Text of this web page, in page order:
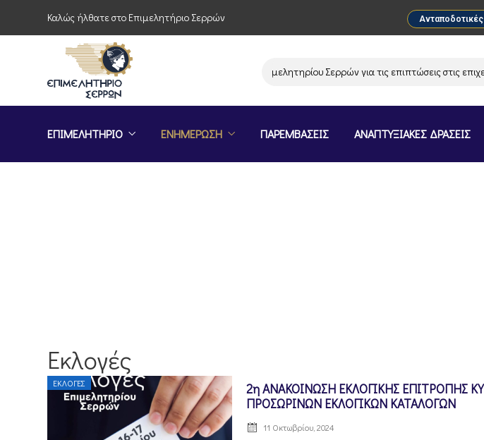
Καλώς ήλθατε στο Επιμελητήριο Σερρών
Παρέμβαση του Επιμελητηρίου Σερρών για τις επιπτώσεις στις
ΕΠΙΜΕΛΗΤΗΡΙΟ ΕΝΗΜΕΡΩΣΗ ΠΑΡΕΜΒΑΣΕΙΣ ΑΝΑΠΤΥΞΙΑΚΕΣ ΔΡΑΣΕΙΣ
Εκλογές
ΕΚΛΟΓΈΣ
2η ΑΝΑΚΟΙΝΩΣΗ ΕΚΛΟΓΙΚΗΣ ΕΠΙΤΡΟΠΗΣ
ΠΡΟΣΩΡΙΝΩΝ ΕΚΛΟΓΙΚΩΝ ΚΑΤΑΛΟΓΩΝ
11 Οκτωβρίου, 2024